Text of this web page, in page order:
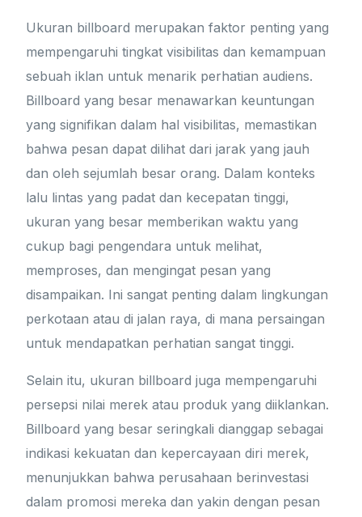
Ukuran billboard merupakan faktor penting yang
mempengaruhi tingkat visibilitas dan kemampuan
sebuah iklan untuk menarik perhatian audiens.
Billboard yang besar menawarkan keuntungan
yang signifikan dalam hal visibilitas, memastikan
bahwa pesan dapat dilihat dari jarak yang jauh
dan oleh sejumlah besar orang. Dalam konteks
lalu lintas yang padat dan kecepatan tinggi,
ukuran yang besar memberikan waktu yang
cukup bagi pengendara untuk melihat,
memproses, dan mengingat pesan yang
disampaikan. Ini sangat penting dalam lingkungan
perkotaan atau di jalan raya, di mana persaingan
untuk mendapatkan perhatian sangat tinggi.
Selain itu, ukuran billboard juga mempengaruhi
persepsi nilai merek atau produk yang diiklankan.
Billboard yang besar seringkali dianggap sebagai
indikasi kekuatan dan kepercayaan diri merek,
menunjukkan bahwa perusahaan berinvestasi
dalam promosi mereka dan yakin dengan pesan